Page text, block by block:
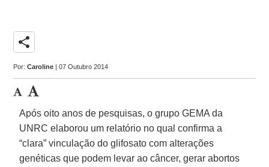
share
Por:Caroline | 07 Outubro 2014
Após oito anos de pesquisas, o grupo GEMA da
UNRC elaborou um relatório no qual confirma a
“clara” vinculação do glifosato com alterações
genéticas que podem levar ao câncer, gerar abortos